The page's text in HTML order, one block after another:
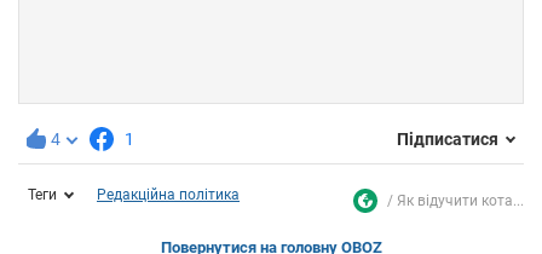
4 1 Підписатися
Теги Редакційна політика Як відучити кота...
Повернутися на головну OBOZ